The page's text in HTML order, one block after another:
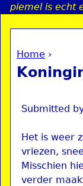
piemel is echt
You are
Home ›
Submitted
Het is weer
vriezen,
Misschien
verder